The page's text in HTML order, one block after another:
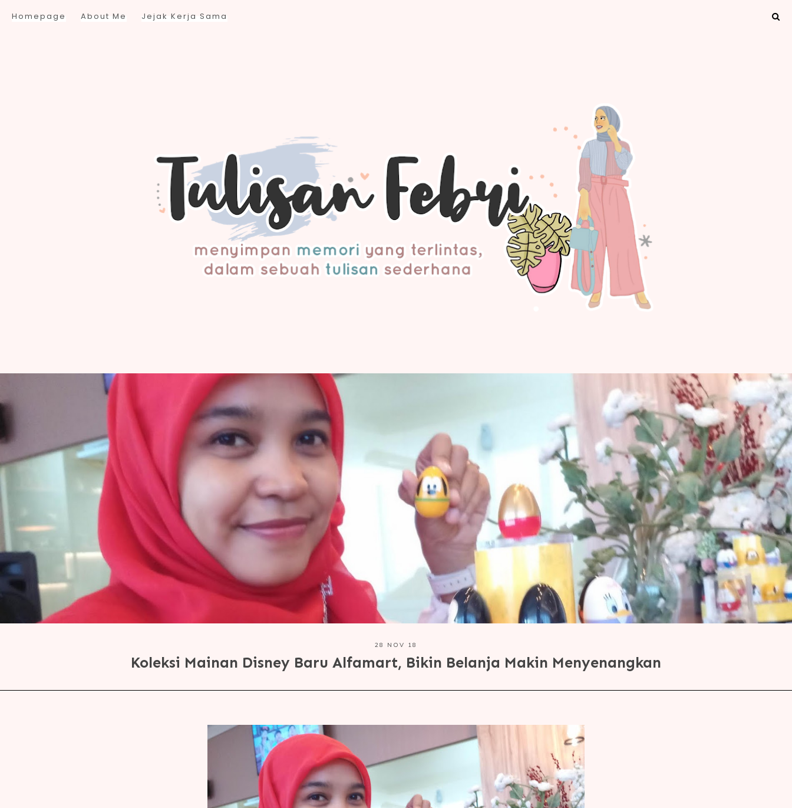
Homepage About Me Jejak Kerja Sama
28 NOV 18
Koleksi Mainan Disney Baru Alfamart, Bikin Belanja Makin Menyenangkan